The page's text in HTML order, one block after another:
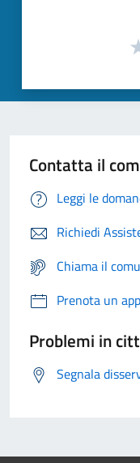
Contatta il
Leggi le
Richiedi
Chiama il
Prenota un
Problemi in
Segnala